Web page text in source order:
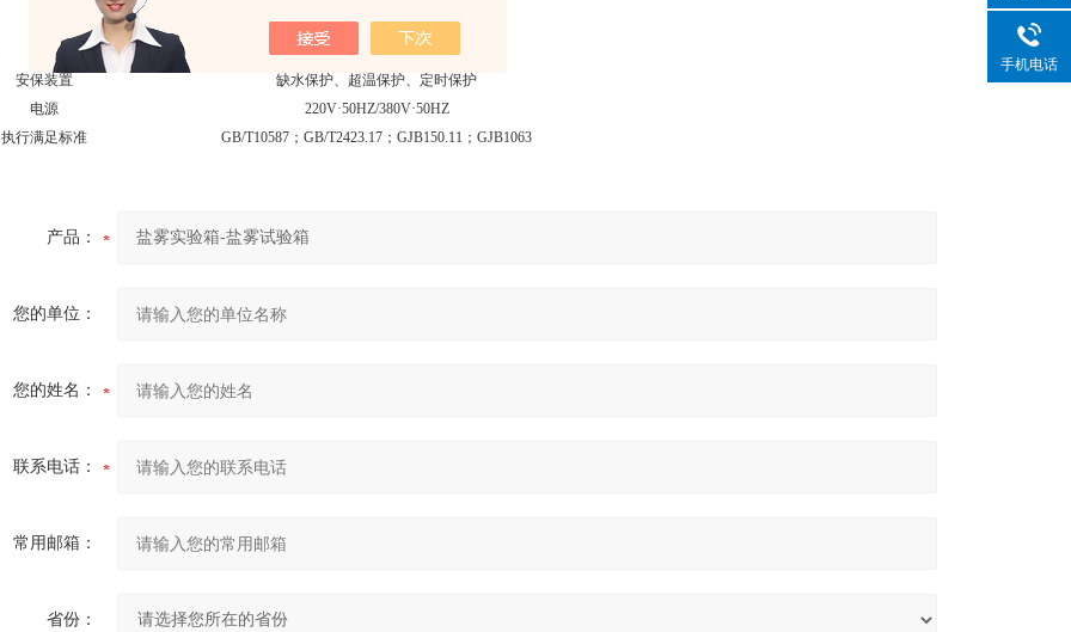
样架
特制耐腐蚀高强度圆棒型和V型样品架
安保装置
缺水保护、超温保护、定时保护
电源
220V·50HZ/380V·50HZ
执行满足标准
GB/T10587；GB/T2423.17；GJB150.11；GJB1063
产品：
您的单位：
您的姓名：
联系电话：
常用邮箱：
省份：
手机电话